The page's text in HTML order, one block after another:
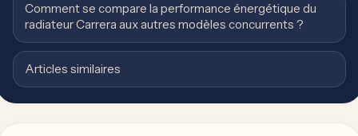
Comment se compare la performance énergétique du
radiateur Carrera aux autres modèles concurrents ?
Articles similaires